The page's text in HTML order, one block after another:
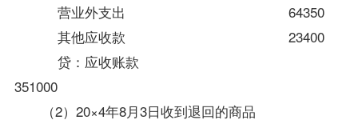
营业外支出 64350
其他应收款 23400
贷：应收账款
351000
（2）20×4年8月3日收到退回的商品